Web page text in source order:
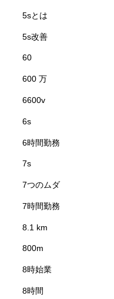
5sとは
5s改善
60
600 万
6600v
6s
6時間勤務
7s
7つのムダ
7時間勤務
8.1 km
800m
8時始業
8時間